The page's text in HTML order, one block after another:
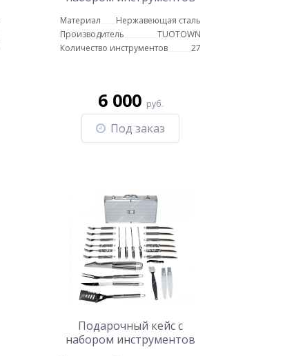
LX-27
Материал
Нержавеющая сталь
Производитель
TUOTOWN
Количество инструментов
27
6 000 руб.
Под заказ
Подарочный кейс с
набором инструментов